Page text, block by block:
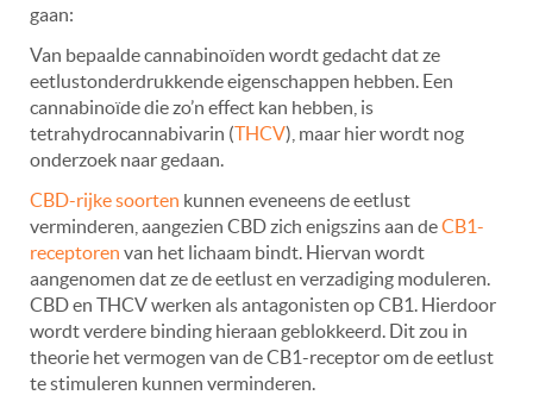
gaan:
Van bepaalde cannabinoïden wordt gedacht dat ze
eetlustonderdrukkende eigenschappen hebben. Een
cannabinoïde die zo’n effect kan hebben, is
tetrahydrocannabivarin (THCV), maar hier wordt nog
onderzoek naar gedaan.
CBD-rijke soorten kunnen eveneens de eetlust
verminderen, aangezien CBD zich enigszins aan deCB1-
receptoren van het lichaam bindt. Hiervan wordt
aangenomen dat ze de eetlust en verzadiging moduleren.
CBD en THCV werken als antagonisten op CB1. Hierdoor
wordt verdere binding hieraan geblokkeerd. Dit zou in
theorie het vermogen van de CB1-receptor om de eetlust
te stimuleren kunnen verminderen.